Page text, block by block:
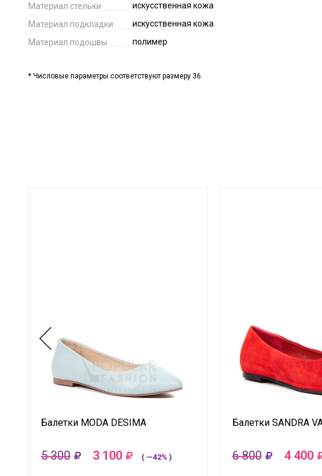
Материал стельки
искусственная кожа
Материал подкладки
искусственная кожа
Материал подошвы
полимер
* Числовые параметры соответствуют размеру 36
Балетки MODA DESIMA
5 300 3 100 ( —42% )
Балетки SANDRA
6 800 4 400